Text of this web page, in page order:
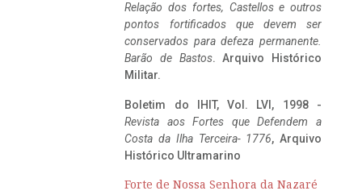
Relação dos fortes, Castellos e outros
pontos fortificados que devem ser
conservados para defeza permanente.
Barão de Bastos. Arquivo Histórico
Militar.
Boletim do IHIT, Vol. LVI, 1998 -
Revista aos Fortes que Defendem a
Costa da Ilha Terceira- 1776, Arquivo
Histórico Ultramarino
Forte de Nossa Senhora da Nazaré